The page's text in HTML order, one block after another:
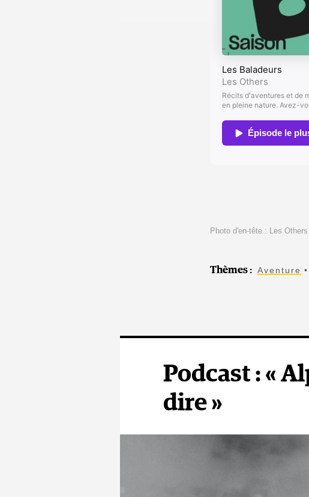
Photo d'en-tête : Les Others
Thèmes: Aventure
Podcast : «
dire »